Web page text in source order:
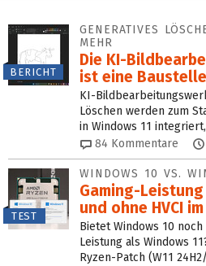
BERICHT
GENERATIVES
MEHR
Die KI-
ist eine Baustelle
KI-
Löschen werden zum
in Windows 11
84 Kommentare
TEST
WINDOWS 10 VS.
Gaming-
und ohne HVCI
Bietet Windows 10
Leistung als Windows
Ryzen-Patch (W11